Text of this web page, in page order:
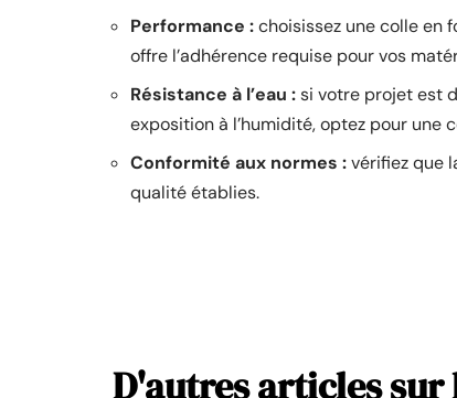
Performance :choisissez une colle en
offre l’adhérence requise pour vos
Résistance à l’eau :si votre projet est
exposition à l’humidité, optez pour une
Conformité aux normes :vérifiez que
qualité établies.
D'autres articles sur